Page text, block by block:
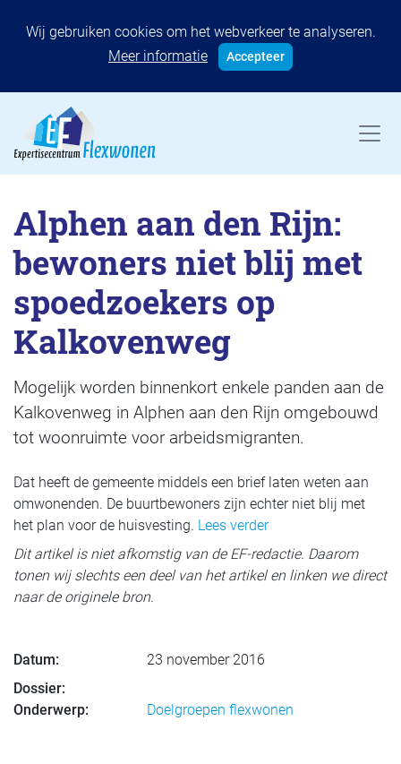
Wij gebruiken cookies om het webverkeer te analyseren.
Meer informatie
Accepteer
Alphen aan den Rijn:
bewoners niet blij met
spoedzoekers op
Kalkovenweg
Mogelijk worden binnenkort enkele panden aan de
Kalkovenweg in Alphen aan den Rijn omgebouwd
tot woonruimte voor arbeidsmigranten.
Dat heeft de gemeente middels een brief laten weten aan
omwonenden. De buurtbewoners zijn echter niet blij met
het plan voor de huisvesting. Lees verder
Dit artikel is niet afkomstig van de EF-redactie. Daarom
tonen wij slechts een deel van het artikel en linken we direct
naar de originele bron.
Datum:
23 november 2016
Dossier:
Onderwerp:
Doelgroepen flexwonen